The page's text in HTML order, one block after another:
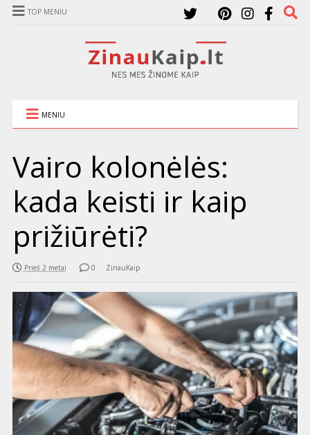
TOP MENIU
MENIU
Vairo kolonėlės:
kada keisti ir kaip
prižiūrėti?
Prieš 2 metai 0 ZinauKaip